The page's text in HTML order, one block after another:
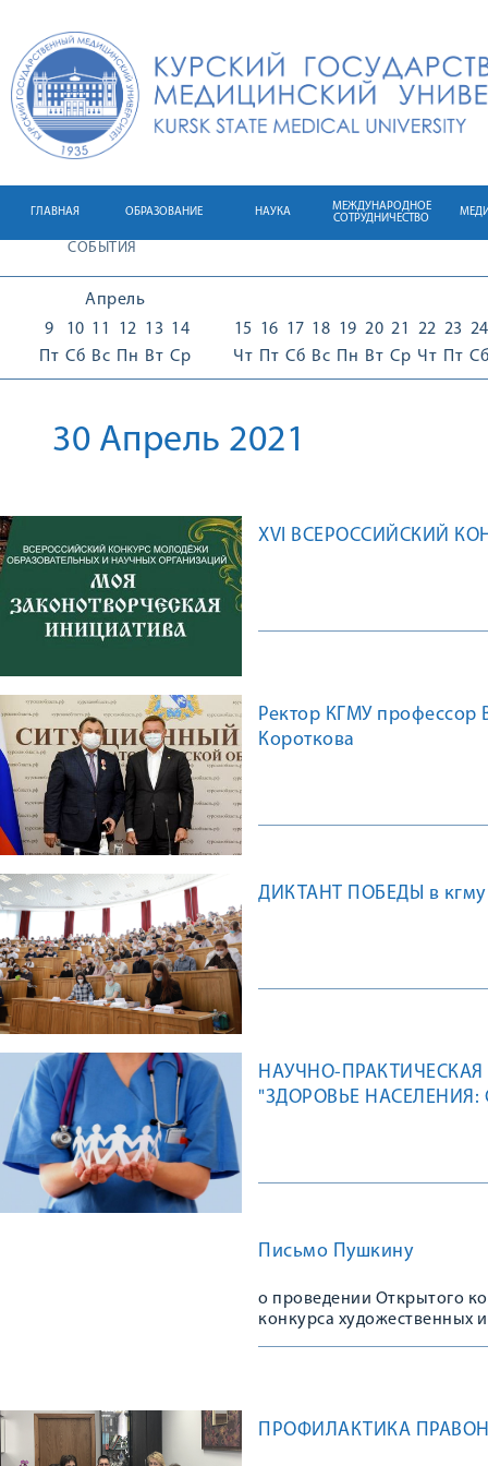
ГЛАВНАЯ ОБРАЗОВАНИЕ НАУКА
МЕЖДУНАРОДНОЕ
СОТРУДНИЧЕСТВО
СОБЫТИЯ
Апрель
9
Пт
10
Сб
11
Вс
12
Пн
13
Вт
14
Ср
15
Чт
16
Пт
17
Сб
18
Вс
19
Пн
20
Вт
21
Ср
22
Чт
23
Пт
24
Сб
30 Апрель 2021
XVI ВСЕРОССИЙСКИЙ
Ректор КГМУ
Короткова
ДИКТАНТ ПОБЕДЫ в кгму
НАУЧНО-
"ЗДОРОВЬЕ
Письмо Пушкину
о проведении Открытого
конкурса художественных
ПРОФИЛАКТИКА